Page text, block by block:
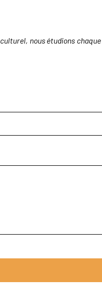
nous étudions